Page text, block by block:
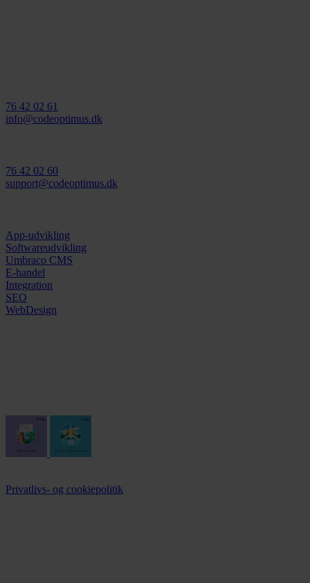
76 42 02 61
info@codeoptimus.dk
76 42 02 60
support@codeoptimus.dk
App-udvikling
Softwareudvikling
Umbraco CMS
E-handel
Integration
SEO
WebDesign
Privatlivs- og cookiepolitik